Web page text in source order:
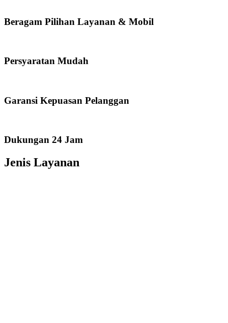
Beragam Pilihan Layanan & Mobil
Persyaratan Mudah
Garansi Kepuasan Pelanggan
Dukungan 24 Jam
Jenis Layanan